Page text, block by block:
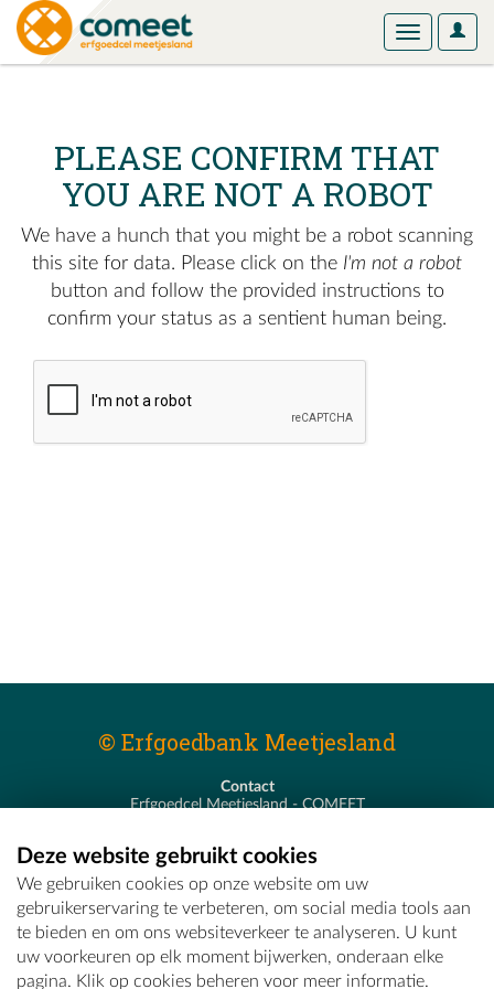
User
Toggle
PLEASE CONFIRM THAT
YOU ARE NOT A ROBOT
We have a hunch that you might be a robot scanning
this site for data. Please click on the I'm not a robot
button and follow the provided instructions to
confirm your status as a sentient human being.
© Erfgoedbank Meetjesland
Contact
Erfgoedcel Meetjesland - COMEET
T - 09 373 75 96
E -erfgoedcel@comeet.be
Deze website gebruikt cookies
We gebruiken cookies op onze website om uw
gebruikerservaring te verbeteren, om social media tools aan
te bieden en om ons websiteverkeer te analyseren. U kunt
uw voorkeuren op elk moment bijwerken, onderaan elke
pagina. Klik op cookies beheren voor meer informatie.